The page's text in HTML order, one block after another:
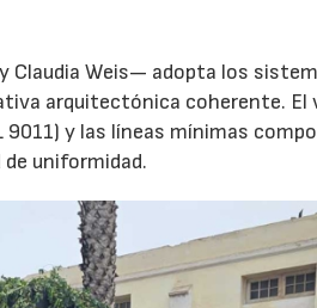
Claudia Weis— adopta los
arquitectónica coherente. El
y las líneas mínimas
uniformidad.